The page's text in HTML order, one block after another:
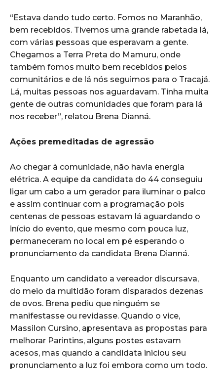
“Estava dando tudo certo. Fomos no Maranhão,
bem recebidos. Tivemos uma grande rabetada lá,
com várias pessoas que esperavam a gente.
Chegamos a Terra Preta do Mamuru, onde
também fomos muito bem recebidos pelos
comunitários e de lá nós seguimos para o Tracajá.
Lá, muitas pessoas nos aguardavam. Tinha muita
gente de outras comunidades que foram para lá
nos receber”, relatou Brena Dianná.
Ações premeditadas de agressão
Ao chegar à comunidade, não havia energia
elétrica. A equipe da candidata do 44 conseguiu
ligar um cabo a um gerador para iluminar o palco
e assim continuar com a programação pois
centenas de pessoas estavam lá aguardando o
início do evento, que mesmo com pouca luz,
permaneceram no local em pé esperando o
pronunciamento da candidata Brena Dianná.
Enquanto um candidato a vereador discursava,
do meio da multidão foram disparados dezenas
de ovos. Brena pediu que ninguém se
manifestasse ou revidasse. Quando o vice,
Massilon Cursino, apresentava as propostas para
melhorar Parintins, alguns postes estavam
acesos, mas quando a candidata iniciou seu
pronunciamento a luz foi embora como um todo.